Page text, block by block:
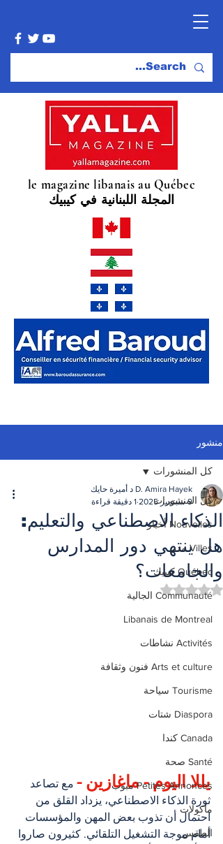
le magazine libanais au Québec
المجلة اللبنانية في كيبيك
منشور
كل المنشورات
Nouvelles أخبار
Villes مدن
Québec كيبيك
Communauté الجالية
Libanais de Montreal
Activités نشاطات
Arts et culture فنون وثقافة
Tourisme سياحة
Diaspora شتات
Canada كندا
Santé صحة
Petites Annonces مبوب
مأكولات
الطقس
كل المنشورات
الذكاء الاصطناعي والتعليم:
هل ينتهي دور المدارس
والجامعات؟
D. Amira Hayek د أميرة حايك
9 سبتمبر 2025
1 دقيقة قراءة
تم التقييم بـ ليس رقمًا من أصل 5 نجوم.
يللا اليوم - ماغازين - مع تصاعد
ثورة الذكاء الاصطناعي، يزداد القلق من
احتمال أن تذوب بعض المهن والمؤسسات
أمام موجة التشغيل التلقائي. كثيرون صاروا